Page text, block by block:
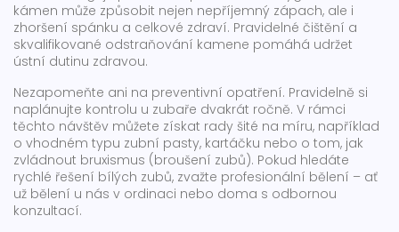
kámen může způsobit nejen nepříjemný zápach, ale i
zhoršení spánku a celkové zdraví. Pravidelné čištění a
skvalifikované odstraňování kamene pomáhá udržet
ústní dutinu zdravou.
Nezapomeňte ani na preventivní opatření. Pravidelně si
naplánujte kontrolu u zubaře dvakrát ročně. V rámci
těchto návštěv můžete získat rady šité na míru, například
o vhodném typu zubní pasty, kartáčku nebo o tom, jak
zvládnout bruxismus (broušení zubů). Pokud hledáte
rychlé řešení bílých zubů, zvažte profesionální bělení – ať
už bělení u nás v ordinaci nebo doma s odbornou
konzultací.